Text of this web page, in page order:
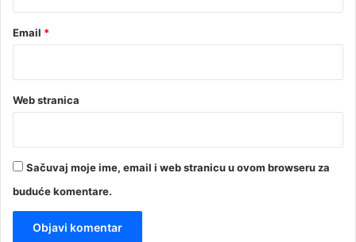
Email *
Web stranica
Sačuvaj moje ime, email i web stranicu u ovom browseru za
buduće komentare.